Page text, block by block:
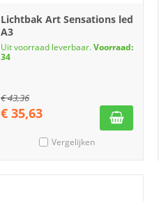
Lichtbak Art Sensations led
A3
Uit voorraad leverbaar.Voorraad:
34
€43,36
€ 35,63
Vergelijken